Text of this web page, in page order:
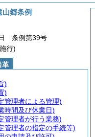
郷条例
条例第39号
行)
革
)
)
管理者による管理)
時間及び休業日)
管理者が行う業務)
管理者の指定の手続等)